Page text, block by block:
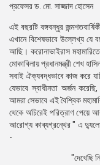
রিলিজ
প্রকাশনা
গ্যালারি
বিএনপি-
জামায়াত
সহিংসতা
সংগঠন
প্রফেসর ড. মো. সাজ্জাদ হোসেন
এই বছরটি বঙ্গবন্ধুর
এখানে বিশেষভাবে উল্লেখ্য যে
আছি। করোনাভাইরাস
মোকাবিলায় প্রধানমন্ত্রী শেখ
সবাই ঐক্যবদ্ধভাবে কাজ করে
যেভাবে স্বাধীনতা অর্জন
আমরা সেভাবে এই বৈশ্বিক
থেকে অচিরেই পরিত্রাণ পেয়ে
আরোগ্য কাব্যগ্রন্থের " এ
-
"দেখেছি